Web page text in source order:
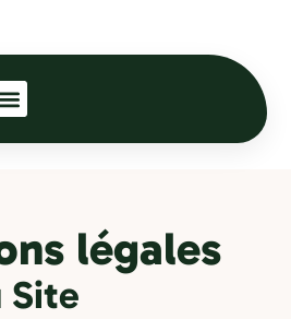
légales
Site